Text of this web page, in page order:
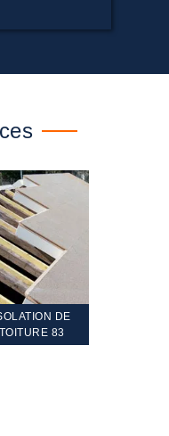
DE
TOITURE 83